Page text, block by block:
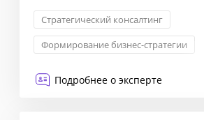
Стратегический консалтинг
Формирование бизнес-стратегии
Подробнее о эксперте